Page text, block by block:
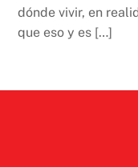
dónde vivir, en
que eso y es […]